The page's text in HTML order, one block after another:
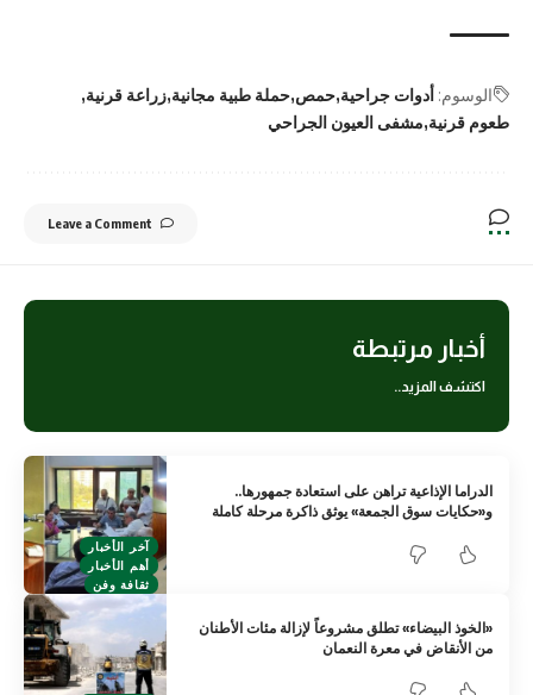
الوسوم: أدوات جراحية حمص حملة طبية مجانية زراعة قرنية
طعوم قرنية مشفى العيون الجراحي
Leave a Comment
أخبار مرتبطة
اكتشف المزيد..
آخر الأخبار
أهم الأخبار
ثقافة وفن
الدراما الإذاعية تراهن على استعادة جمهورها..
و«حكايات سوق الجمعة» يوثق ذاكرة مرحلة كاملة
«الخوذ البيضاء» تطلق مشروعاً لإزالة مئات الأطنان
من الأنقاض في معرة النعمان